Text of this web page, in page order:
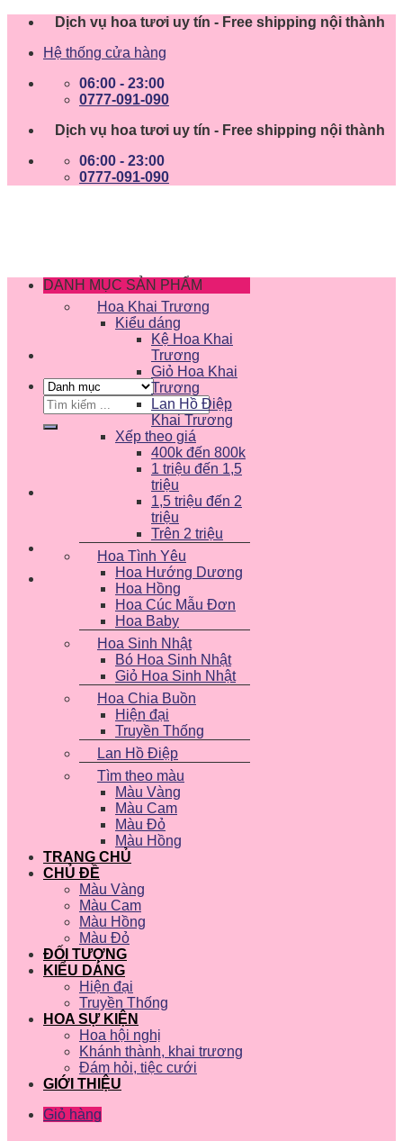
Skip
content
Dịch vụ hoa tươi uy tín - Free shipping nội thành
Hệ thống cửa hàng
06:00 - 23:00
0777-091-090
Dịch vụ hoa tươi uy tín - Free shipping nội thành
06:00 - 23:00
0777-091-090
Tìm
kiếm:
DANH MỤC SẢN PHẨM
Hoa Khai Trương
Kiểu dáng
Kệ Hoa Khai
Trương
Giỏ Hoa Khai
Trương
Lan Hồ Điệp
Khai Trương
Xếp theo giá
400k đến 800k
1 triệu đến 1,5
triệu
1,5 triệu đến 2
triệu
Trên 2 triệu
Hoa Tình Yêu
Hoa Hướng Dương
Hoa Hồng
Hoa Cúc Mẫu Đơn
Hoa Baby
Hoa Sinh Nhật
Bó Hoa Sinh Nhật
Giỏ Hoa Sinh Nhật
Hoa Chia Buồn
Hiện đại
Truyền Thống
Lan Hồ Điệp
Tìm theo màu
Màu Vàng
Màu Cam
Màu Đỏ
Màu Hồng
TRANG CHỦ
CHỦ ĐỀ
Màu Vàng
Màu Cam
Màu Hồng
Màu Đỏ
ĐỐI TƯỢNG
KIỂU DÁNG
Hiện đại
Truyền Thống
HOA SỰ KIỆN
Hoa hội nghị
Khánh thành, khai trương
Đám hỏi, tiệc cưới
GIỚI THIỆU
Giỏ hàng